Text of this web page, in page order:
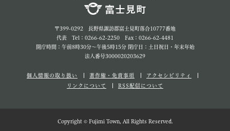
〒399-0292 長野県諏訪郡富士見町落合10777番地
代表 Tel：0266-62-2250 Fax：0266-62-4481
開庁時間：午前8時30分～午後5時15分 閉庁日：土日祝日・年末年始
法人番号3000020203629
個人情報の取り扱い 著作権・免責事項
アクセシビリティ
リンクについて
RSS配信について
Copyright © Fujimi Town, All Rights Reserved.